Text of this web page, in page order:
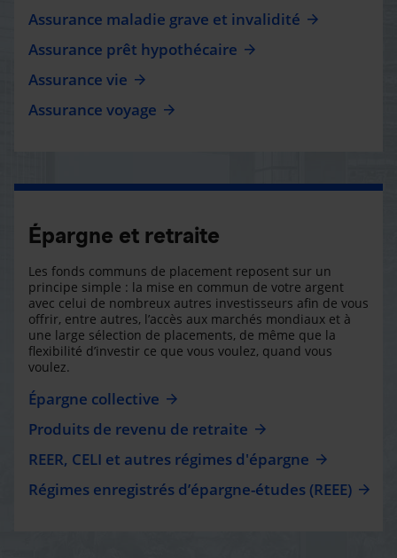
Assurance maladie grave et invalidité
Assurance prêt hypothécaire
Assurance vie
Assurance voyage
Épargne et retraite
Les fonds communs de placement reposent sur un
principe simple : la mise en commun de votre argent
avec celui de nombreux autres investisseurs afin de vous
offrir, entre autres, l’accès aux marchés mondiaux et à
une large sélection de placements, de même que la
flexibilité d’investir ce que vous voulez, quand vous
voulez.
Épargne collective
Produits de revenu de retraite
REER, CELI et autres régimes d'épargne
Régimes enregistrés d’épargne-études (REEE)